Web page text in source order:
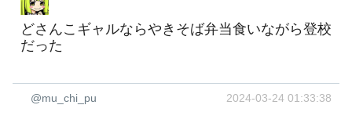
どさんこギャルならやきそば弁当食いながら登校
だった
@mu_chi_pu 2024-03-24 01:33:38